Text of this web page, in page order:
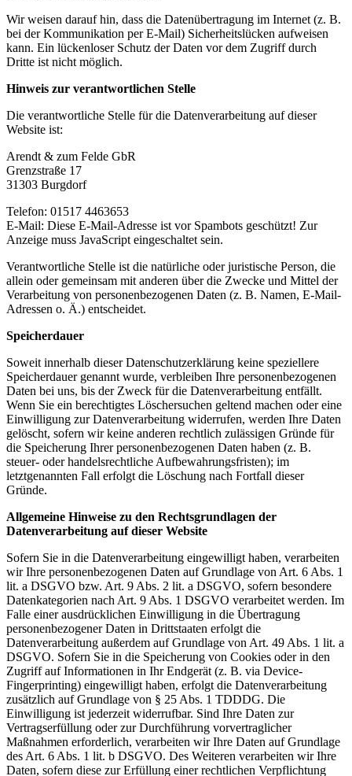
Wir weisen darauf hin, dass die Datenübertragung im Internet (z. B.
bei der Kommunikation per E-Mail) Sicherheitslücken aufweisen
kann. Ein lückenloser Schutz der Daten vor dem Zugriff durch
Dritte ist nicht möglich.
Hinweis zur verantwortlichen Stelle
Die verantwortliche Stelle für die Datenverarbeitung auf dieser
Website ist:
Arendt & zum Felde GbR
Grenzstraße 17
31303 Burgdorf
Telefon: 01517 4463653
E-Mail: Diese E-Mail-Adresse ist vor Spambots geschützt! Zur
Anzeige muss JavaScript eingeschaltet sein.
Verantwortliche Stelle ist die natürliche oder juristische Person, die
allein oder gemeinsam mit anderen über die Zwecke und Mittel der
Verarbeitung von personenbezogenen Daten (z. B. Namen, E-Mail-
Adressen o. Ä.) entscheidet.
Speicherdauer
Soweit innerhalb dieser Datenschutzerklärung keine speziellere
Speicherdauer genannt wurde, verbleiben Ihre personenbezogenen
Daten bei uns, bis der Zweck für die Datenverarbeitung entfällt.
Wenn Sie ein berechtigtes Löschersuchen geltend machen oder eine
Einwilligung zur Datenverarbeitung widerrufen, werden Ihre Daten
gelöscht, sofern wir keine anderen rechtlich zulässigen Gründe für
die Speicherung Ihrer personenbezogenen Daten haben (z. B.
steuer- oder handelsrechtliche Aufbewahrungsfristen); im
letztgenannten Fall erfolgt die Löschung nach Fortfall dieser
Gründe.
Allgemeine Hinweise zu den Rechtsgrundlagen der
Datenverarbeitung auf dieser Website
Sofern Sie in die Datenverarbeitung eingewilligt haben, verarbeiten
wir Ihre personenbezogenen Daten auf Grundlage von Art. 6 Abs. 1
lit. a DSGVO bzw. Art. 9 Abs. 2 lit. a DSGVO, sofern besondere
Datenkategorien nach Art. 9 Abs. 1 DSGVO verarbeitet werden. Im
Falle einer ausdrücklichen Einwilligung in die Übertragung
personenbezogener Daten in Drittstaaten erfolgt die
Datenverarbeitung außerdem auf Grundlage von Art. 49 Abs. 1 lit. a
DSGVO. Sofern Sie in die Speicherung von Cookies oder in den
Zugriff auf Informationen in Ihr Endgerät (z. B. via Device-
Fingerprinting) eingewilligt haben, erfolgt die Datenverarbeitung
zusätzlich auf Grundlage von § 25 Abs. 1 TDDDG. Die
Einwilligung ist jederzeit widerrufbar. Sind Ihre Daten zur
Vertragserfüllung oder zur Durchführung vorvertraglicher
Maßnahmen erforderlich, verarbeiten wir Ihre Daten auf Grundlage
des Art. 6 Abs. 1 lit. b DSGVO. Des Weiteren verarbeiten wir Ihre
Daten, sofern diese zur Erfüllung einer rechtlichen Verpflichtung